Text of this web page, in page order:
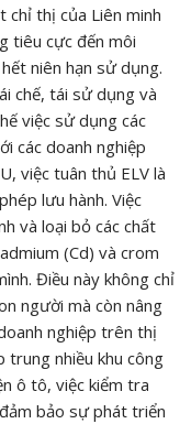
chỉ thị của Liên minh
tiêu cực đến môi
niên hạn sử dụng.
chế, tái sử dụng và
việc sử dụng các
các doanh nghiệp
việc tuân thủ ELV là
lưu hành. Việc
và loại bỏ các chất
(Cd) và crom
Điều này không chỉ
người mà còn nâng
nghiệp trên thị
nhiều khu công
ô tô, việc kiểm tra
bảo sự phát triển